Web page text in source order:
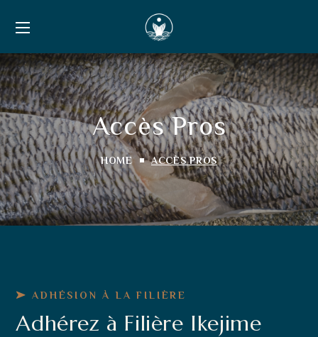
Accès Pros
HOME ACCÈS PROS
ADHÉSION À LA FILIÈRE
Adhérez à Filière Ikejime